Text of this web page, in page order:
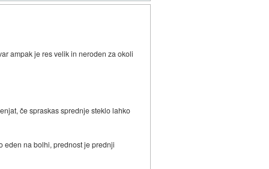
ampak je res velik in neroden za okoli
če spraskas sprednje steklo lahko
eden na bolhi, prednost je prednji